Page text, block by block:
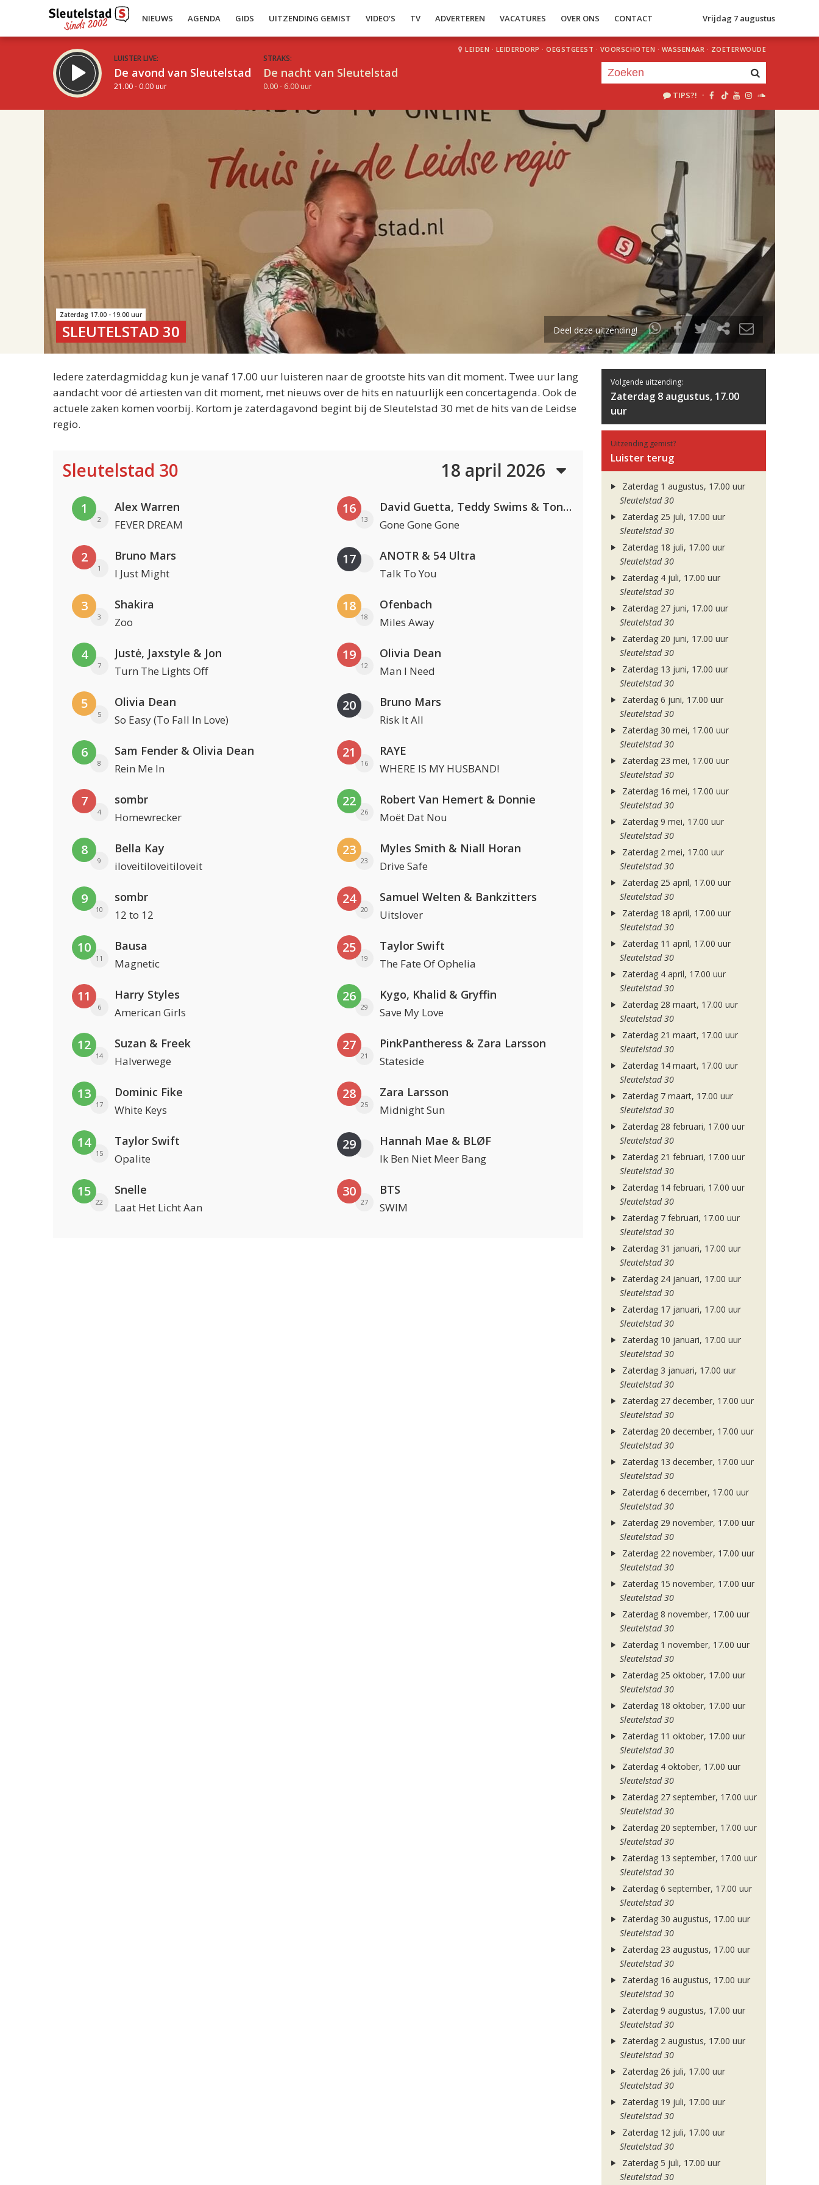
NIEUWS AGENDA GIDS UITZENDING GEMIST VIDEO’S TV ADVERTEREN VACATURES OVER ONS CONTACT Vrijdag 7 augustus
LUISTER LIVE:
De avond van Sleutelstad
21.00 - 0.00 uur
STRAKS:
De nacht van Sleutelstad
0.00 - 6.00 uur
LEIDEN · LEIDERDORP · OEGSTGEEST · VOORSCHOTEN · WASSENAAR · ZOETERWOUDE
TIPS?! ·
uur 1 van 2
Volgend uur
Zaterdag 17.00 - 19.00 uur
SLEUTELSTAD 30 Deel deze uitzending!
Iedere zaterdagmiddag kun je vanaf 17.00 uur luisteren naar de grootste hits van dit moment. Twee uur lang
aandacht voor dé artiesten van dit moment, met nieuws over de hits en natuurlijk een concertagenda. Ook de
actuele zaken komen voorbij. Kortom je zaterdagavond begint bij de Sleutelstad 30 met de hits van de Leidse
regio.
Sleutelstad 30 18 april 2026
1
2
Alex Warren
FEVER DREAM
2
1
Bruno Mars
I Just Might
3
3
Shakira
Zoo
4
7
Justė, Jaxstyle & Jon
Turn The Lights Off
5
5
Olivia Dean
So Easy (To Fall In Love)
6
8
Sam Fender & Olivia Dean
Rein Me In
7
4
sombr
Homewrecker
8
9
Bella Kay
iloveitiloveitiloveit
9
10
sombr
12 to 12
10
11
Bausa
Magnetic
11
6
Harry Styles
American Girls
12
14
Suzan & Freek
Halverwege
13
17
Dominic Fike
White Keys
14
15
Taylor Swift
Opalite
15
22
Snelle
Laat Het Licht Aan
16
13
David Guetta, Teddy Swims & Tones And I
Gone Gone Gone
17 ANOTR & 54 Ultra
Talk To You
18
18
Ofenbach
Miles Away
19
12
Olivia Dean
Man I Need
20 Bruno Mars
Risk It All
21
16
RAYE
WHERE IS MY HUSBAND!
22
26
Robert Van Hemert & Donnie
Moët Dat Nou
23
23
Myles Smith & Niall Horan
Drive Safe
24
20
Samuel Welten & Bankzitters
Uitslover
25
19
Taylor Swift
The Fate Of Ophelia
26
29
Kygo, Khalid & Gryffin
Save My Love
27
21
PinkPantheress & Zara Larsson
Stateside
28
25
Zara Larsson
Midnight Sun
29 Hannah Mae & BLØF
Ik Ben Niet Meer Bang
30
27
BTS
SWIM
Volgende uitzending:
Zaterdag 8 augustus, 17.00
uur
Uitzending gemist?
Luister terug
Zaterdag 1 augustus, 17.00 uur
Sleutelstad 30
Zaterdag 25 juli, 17.00 uur
Sleutelstad 30
Zaterdag 18 juli, 17.00 uur
Sleutelstad 30
Zaterdag 4 juli, 17.00 uur
Sleutelstad 30
Zaterdag 27 juni, 17.00 uur
Sleutelstad 30
Zaterdag 20 juni, 17.00 uur
Sleutelstad 30
Zaterdag 13 juni, 17.00 uur
Sleutelstad 30
Zaterdag 6 juni, 17.00 uur
Sleutelstad 30
Zaterdag 30 mei, 17.00 uur
Sleutelstad 30
Zaterdag 23 mei, 17.00 uur
Sleutelstad 30
Zaterdag 16 mei, 17.00 uur
Sleutelstad 30
Zaterdag 9 mei, 17.00 uur
Sleutelstad 30
Zaterdag 2 mei, 17.00 uur
Sleutelstad 30
Zaterdag 25 april, 17.00 uur
Sleutelstad 30
Zaterdag 18 april, 17.00 uur
Sleutelstad 30
Zaterdag 11 april, 17.00 uur
Sleutelstad 30
Zaterdag 4 april, 17.00 uur
Sleutelstad 30
Zaterdag 28 maart, 17.00 uur
Sleutelstad 30
Zaterdag 21 maart, 17.00 uur
Sleutelstad 30
Zaterdag 14 maart, 17.00 uur
Sleutelstad 30
Zaterdag 7 maart, 17.00 uur
Sleutelstad 30
Zaterdag 28 februari, 17.00 uur
Sleutelstad 30
Zaterdag 21 februari, 17.00 uur
Sleutelstad 30
Zaterdag 14 februari, 17.00 uur
Sleutelstad 30
Zaterdag 7 februari, 17.00 uur
Sleutelstad 30
Zaterdag 31 januari, 17.00 uur
Sleutelstad 30
Zaterdag 24 januari, 17.00 uur
Sleutelstad 30
Zaterdag 17 januari, 17.00 uur
Sleutelstad 30
Zaterdag 10 januari, 17.00 uur
Sleutelstad 30
Zaterdag 3 januari, 17.00 uur
Sleutelstad 30
Zaterdag 27 december, 17.00 uur
Sleutelstad 30
Zaterdag 20 december, 17.00 uur
Sleutelstad 30
Zaterdag 13 december, 17.00 uur
Sleutelstad 30
Zaterdag 6 december, 17.00 uur
Sleutelstad 30
Zaterdag 29 november, 17.00 uur
Sleutelstad 30
Zaterdag 22 november, 17.00 uur
Sleutelstad 30
Zaterdag 15 november, 17.00 uur
Sleutelstad 30
Zaterdag 8 november, 17.00 uur
Sleutelstad 30
Zaterdag 1 november, 17.00 uur
Sleutelstad 30
Zaterdag 25 oktober, 17.00 uur
Sleutelstad 30
Zaterdag 18 oktober, 17.00 uur
Sleutelstad 30
Zaterdag 11 oktober, 17.00 uur
Sleutelstad 30
Zaterdag 4 oktober, 17.00 uur
Sleutelstad 30
Zaterdag 27 september, 17.00 uur
Sleutelstad 30
Zaterdag 20 september, 17.00 uur
Sleutelstad 30
Zaterdag 13 september, 17.00 uur
Sleutelstad 30
Zaterdag 6 september, 17.00 uur
Sleutelstad 30
Zaterdag 30 augustus, 17.00 uur
Sleutelstad 30
Zaterdag 23 augustus, 17.00 uur
Sleutelstad 30
Zaterdag 16 augustus, 17.00 uur
Sleutelstad 30
Zaterdag 9 augustus, 17.00 uur
Sleutelstad 30
Zaterdag 2 augustus, 17.00 uur
Sleutelstad 30
Zaterdag 26 juli, 17.00 uur
Sleutelstad 30
Zaterdag 19 juli, 17.00 uur
Sleutelstad 30
Zaterdag 12 juli, 17.00 uur
Sleutelstad 30
Zaterdag 5 juli, 17.00 uur
Sleutelstad 30